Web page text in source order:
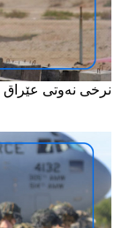
نرخی نەوتی عێراق